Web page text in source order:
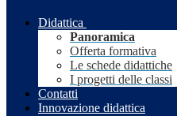
Didattica
Panoramica
Offerta formativa
Le schede didattiche
I progetti delle classi
Contatti
Innovazione didattica